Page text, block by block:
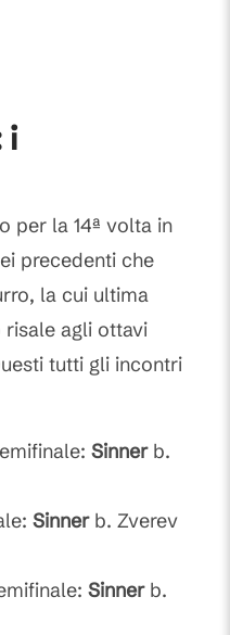
i
per la 14ª volta in
precedenti che
la cui ultima
agli ottavi
tutti gli incontri
Sinnerb.
Sinnerb. Zverev
Sinnerb.